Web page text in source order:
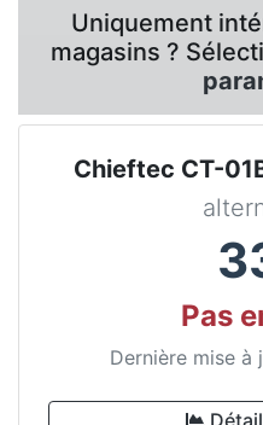
Uniquement
magasins ?
Chieftec CT-
Pas
Dernière mise à